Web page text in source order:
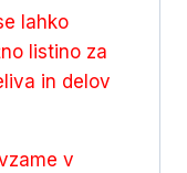
lahko
listino za
in delov
v